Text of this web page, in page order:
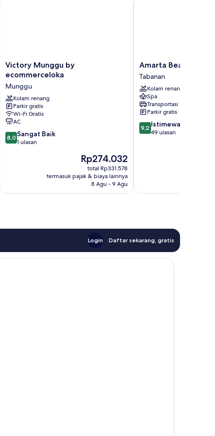
Victory
Munggu
ecommerceloka
Munggu
Victory Munggu by
ecommerceloka
Munggu
Kolam renang
Parkir gratis
Wi-Fi Gratis
AC
8.0
dari
8,0 Sangat Baik
1 ulasan
Harga
sekarang
Rp274.032
Rp274.032
total Rp331.578
termasuk pajak & biaya lainnya
8 Agu - 9 Agu
Amarta
Beach
Retreat
By
Nakula
Tabanan
Amarta Beach
Tabanan
Kolam renang
Spa
Transportasi bandara
Parkir gratis
9.2
dari
9,2 Istimewa
49 ulasan
Login Daftar sekarang, gratis